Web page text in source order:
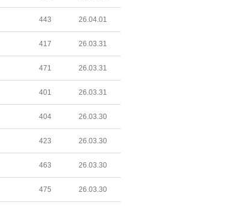
443 26.04.01
417 26.03.31
471 26.03.31
401 26.03.31
404 26.03.30
423 26.03.30
463 26.03.30
475 26.03.30